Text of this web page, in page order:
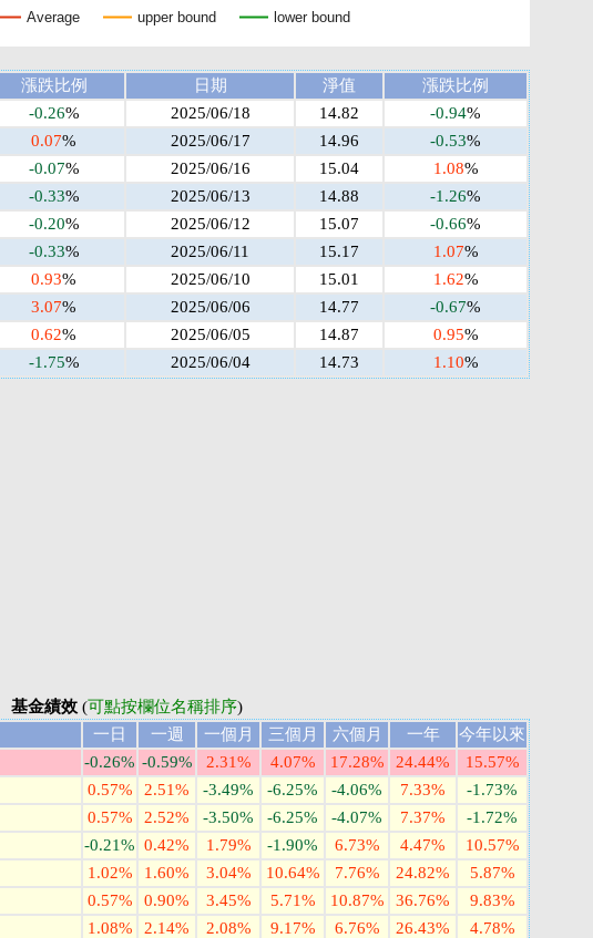
Average upper bound lower bound
漲跌比例 日期 淨值
漲跌比例
-0.26% 2025/06/18 14.82 -0.94%
0.07% 2025/06/17 14.96 -0.53%
-0.07% 2025/06/16 15.04 1.08%
-0.33% 2025/06/13 14.88 -1.26%
-0.20% 2025/06/12 15.07 -0.66%
-0.33% 2025/06/11 15.17 1.07%
0.93% 2025/06/10 15.01 1.62%
3.07% 2025/06/06 14.77 -0.67%
0.62% 2025/06/05 14.87 0.95%
-1.75% 2025/06/04 14.73 1.10%
基金績效(可點按欄位名稱排序)
一日 一週 一個月 三個月 六個月 一年
今年以來
-0.26% -0.59% 2.31% 4.07% 17.28% 24.44%
15.57%
0.57% 2.51% -3.49% -6.25% -4.06% 7.33%
-1.73%
0.57% 2.52% -3.50% -6.25% -4.07% 7.37%
-1.72%
-0.21% 0.42% 1.79% -1.90% 6.73% 4.47%
10.57%
1.02% 1.60% 3.04% 10.64% 7.76% 24.82%
5.87%
0.57% 0.90% 3.45% 5.71% 10.87% 36.76%
9.83%
1.08% 2.14% 2.08% 9.17% 6.76% 26.43%
4.78%